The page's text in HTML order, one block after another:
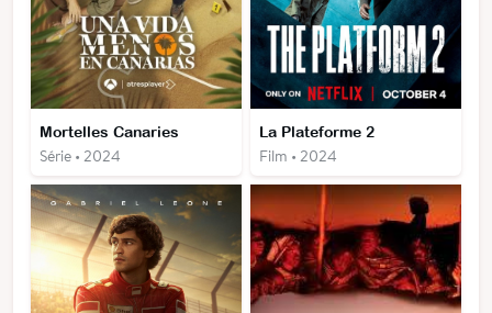
Mortelles Canaries
Série • 2024
La Plateforme 2
Film • 2024